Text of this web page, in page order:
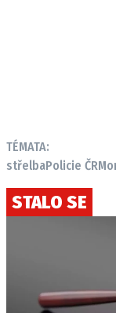
TÉMATA:
střelbaPolicie ČR
STALO SE